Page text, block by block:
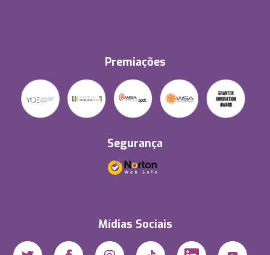
Premiações
Segurança
Mídias Sociais